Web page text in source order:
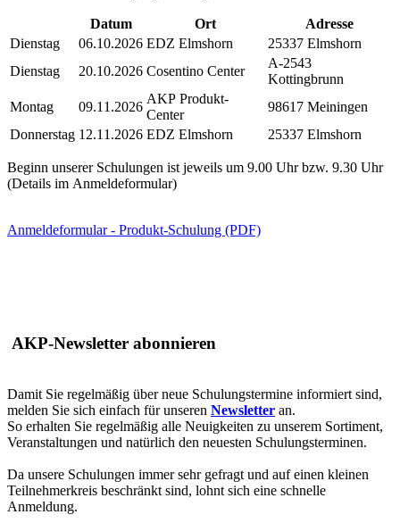
Datum Ort
Adresse
Dienstag
06.10.2026 EDZ Elmshorn
25337 Elmshorn
Dienstag
20.10.2026 Cosentino Center
A-2543
Kottingbrunn
Montag
09.11.2026
AKP Produkt-
Center
98617 Meiningen
Donnerstag 12.11.2026 EDZ Elmshorn 25337 Elmshorn
Beginn unserer Schulungen ist jeweils um 9.00 Uhr bzw. 9.30 Uhr
(Details im Anmeldeformular)
Anmeldeformular - Produkt-Schulung (PDF)
AKP-Newsletter abonnieren
Damit Sie regelmäßig über neue Schulungstermine informiert sind,
melden Sie sich einfach für unseren Newsletter an.
So erhalten Sie regelmäßig alle Neuigkeiten zu unserem Sortiment,
Veranstaltungen und natürlich den neuesten Schulungsterminen.
Da unsere Schulungen immer sehr gefragt und auf einen kleinen
Teilnehmerkreis beschränkt sind, lohnt sich eine schnelle
Anmeldung.